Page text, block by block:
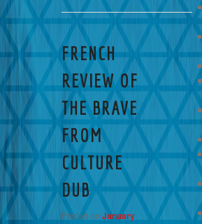
FRENCH
REVIEW OF
THE BRAVE
FROM
CULTURE
DUB
Posted onJanuary